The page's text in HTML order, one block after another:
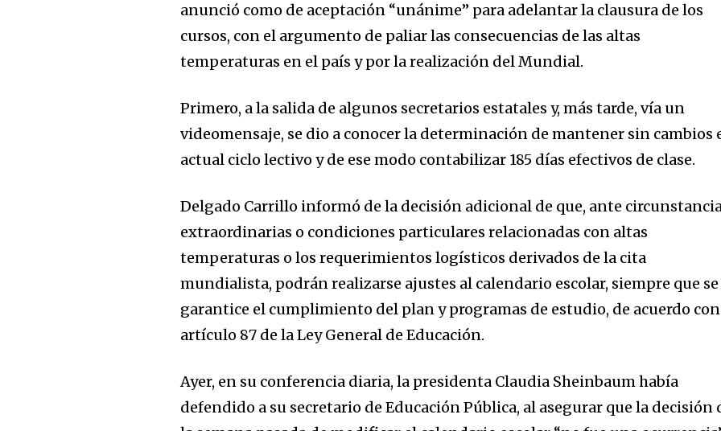
Únete a nuestra
comunidad de
suscriptores y sé parte de
anunció como de aceptación “unánime” para adelantar la clausura de los
cursos, con el argumento de paliar las consecuencias de las altas
temperaturas en el país y por la realización del Mundial.
Primero, a la salida de algunos secretarios estatales y, más tarde, vía un
videomensaje, se dio a conocer la determinación de mantener sin cambios
actual ciclo lectivo y de ese modo contabilizar 185 días efectivos de clase.
Delgado Carrillo informó de la decisión adicional de que, ante
extraordinarias o condiciones particulares relacionadas con altas
temperaturas o los requerimientos logísticos derivados de la cita
mundialista, podrán realizarse ajustes al calendario escolar, siempre que se
garantice el cumplimiento del plan y programas de estudio, de acuerdo
artículo 87 de la Ley General de Educación.
Ayer, en su conferencia diaria, la presidenta Claudia Sheinbaum había
defendido a su secretario de Educación Pública, al asegurar que la decisión